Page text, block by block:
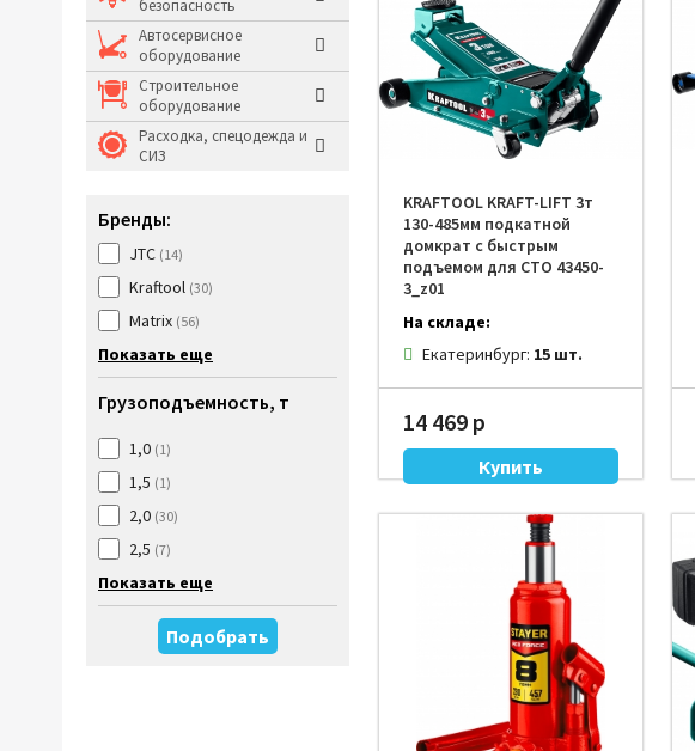
Молотки и кувалды
Системы хранения инструмента
безопасность
Автосервисное
оборудование
Строительное
оборудование
Расходка, спецодежда и
СИЗ
Бренды:
JTC (14)
Kraftool (30)
Matrix (56)
Показать еще
Грузоподъемность, т
1,0 (1)
1,5 (1)
2,0 (30)
2,5 (7)
Показать еще
Подобрать
KRAFTOOL KRAFT-LIFT 3т
130-485мм подкатной
домкрат с быстрым
подъемом для СТО 43450-
3_z01
На складе:
Екатеринбург: 15 шт.
14 469 р